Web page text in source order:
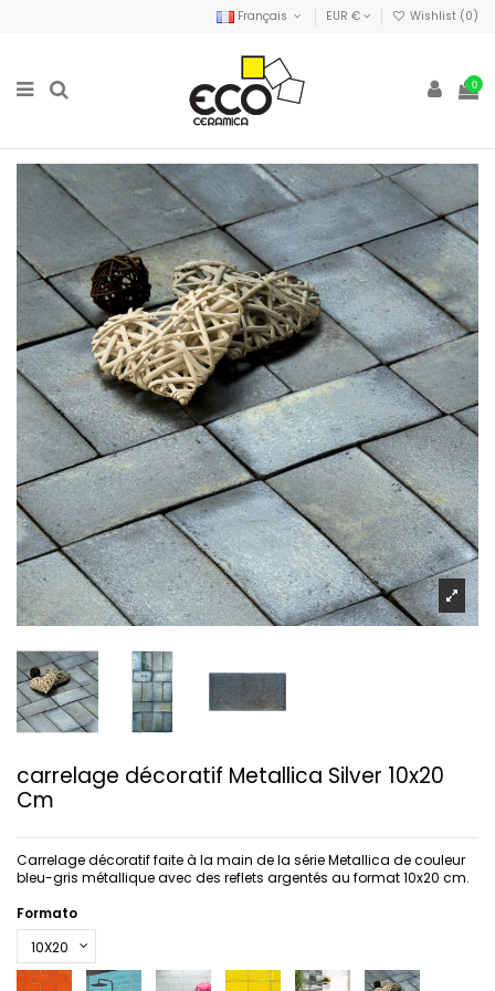
Français EUR € Wishlist (0)
0
carrelage décoratif Metallica Silver 10x20
Cm
Carrelage décoratif faite à la main de la série Metallica de couleur
bleu-gris métallique avec des reflets argentés au format 10x20 cm.
Formato